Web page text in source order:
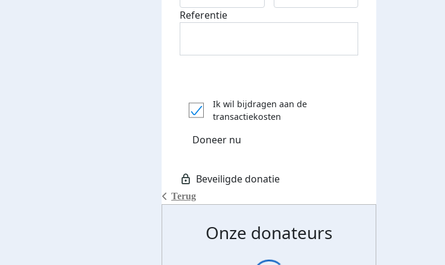
Terug
Referentie
Ik wil bijdragen aan de
transactiekosten
Doneer nu
Onze donateurs